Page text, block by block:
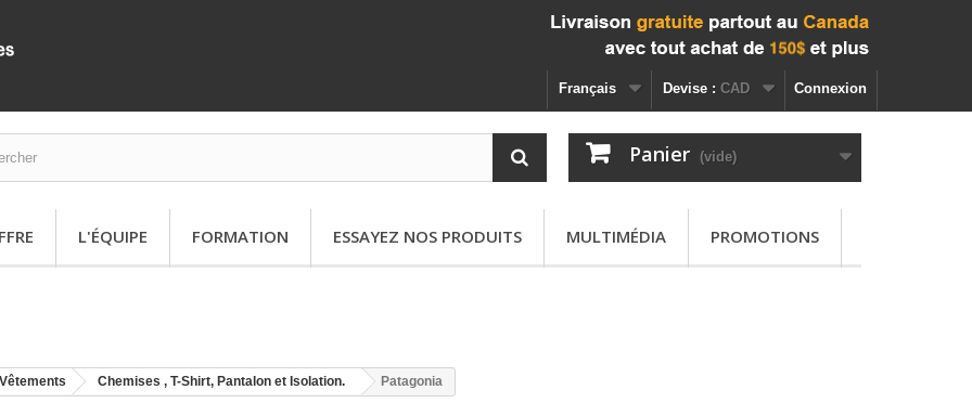
Connexion
Devise : CAD
Français
Panier (vide)
L'ÉQUIPE FORMATION ESSAYEZ NOS PRODUITS MULTIMÉDIA PROMOTIONS
Vêtements Chemises , T-Shirt, Pantalon et Isolation. Patagonia